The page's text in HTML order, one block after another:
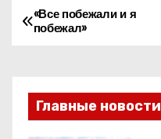
Н
в
и
«Все побежали и я
побежал»
Главные новости